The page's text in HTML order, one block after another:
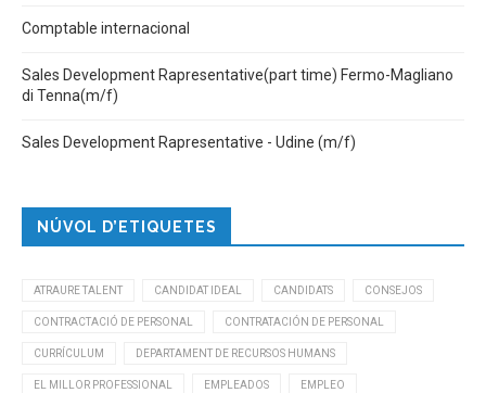
Comptable internacional
Sales Development Rapresentative(part time) Fermo-Magliano
di Tenna(m/f)
Sales Development Rapresentative - Udine (m/f)
NÚVOL D’ETIQUETES
ATRAURE TALENT CANDIDAT IDEAL CANDIDATS CONSEJOS
CONTRACTACIÓ DE PERSONAL CONTRATACIÓN DE PERSONAL
CURRÍCULUM DEPARTAMENT DE RECURSOS HUMANS
EL MILLOR PROFESSIONAL EMPLEADOS EMPLEO